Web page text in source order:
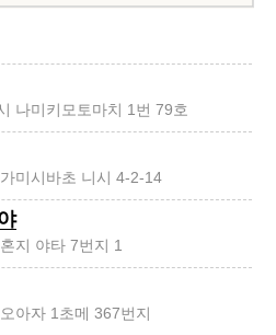
나미키모토마치 1번 79호
미시바초 니시 4-2-14
지 야타 7번지 1
아자 1초메 367번지